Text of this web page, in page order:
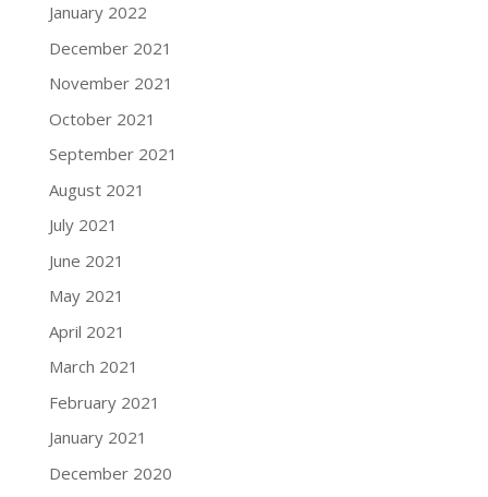
January 2022
December 2021
November 2021
October 2021
September 2021
August 2021
July 2021
June 2021
May 2021
April 2021
March 2021
February 2021
January 2021
December 2020